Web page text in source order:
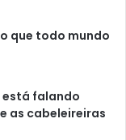
que todo mundo
está falando
as cabeleireiras